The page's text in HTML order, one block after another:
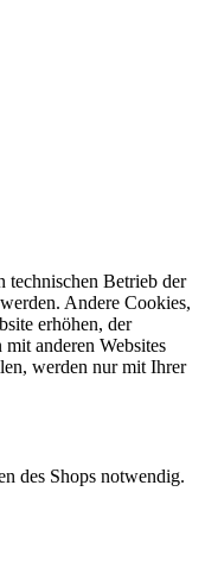
technischen Betrieb der
Andere Cookies,
erhöhen, der
anderen Websites
werden nur mit Ihrer
des Shops notwendig.